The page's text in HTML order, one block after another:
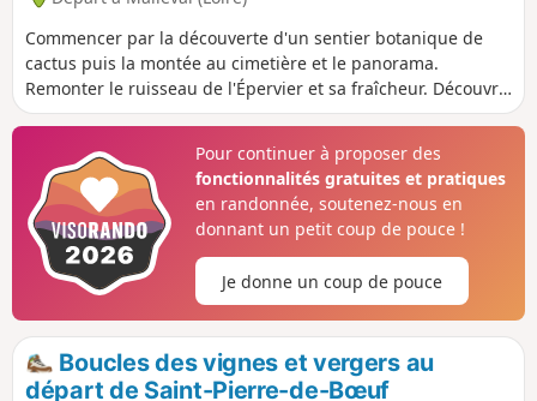
Commencer par la découverte d'un sentier botanique de
cactus puis la montée au cimetière et le panorama.
Remonter le ruisseau de l'Épervier et sa fraîcheur. Découvrir
des chemins boisés puis très ensoleillés avec de superbes
la découverte du Saut de Laurette. Retour par l'ancien
village (église, grenier à sel, ancienne commanderie) et les
sentiers.
Pour continuer à proposer des
fonctionnalités gratuites et pratiques
en randonnée, soutenez-nous en
donnant un petit coup de pouce !
Je donne un coup de pouce
Boucles des vignes et vergers au
départ de Saint-Pierre-de-Bœuf